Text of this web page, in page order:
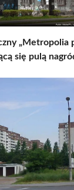
„Metropolia
się pulą